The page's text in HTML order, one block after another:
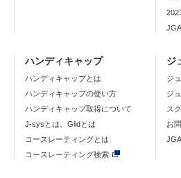
ハンディキャップ
ハンディキャップとは
ハンディキャップの使い方
ハンディキャップ取得について
J-sysとは、Glidとは
コースレーティングとは
コースレーティング検索
ジ
ジ
ジ
ス
お